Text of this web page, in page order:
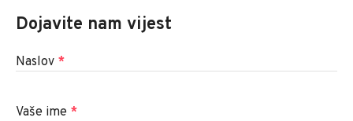
Dojavite nam vijest
Naslov *
Vaše ime *